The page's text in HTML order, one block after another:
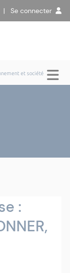
| Se connecter
et société
: